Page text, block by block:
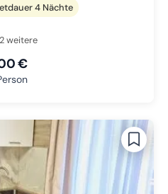
4 Nächte
weitere
€